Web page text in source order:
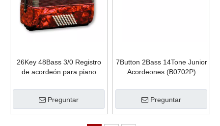
26Key 48Bass 3/0 Registro
de acordeón para piano
Preguntar
7Button 2Bass 14Tone Junior
Acordeones (B0702P)
Preguntar